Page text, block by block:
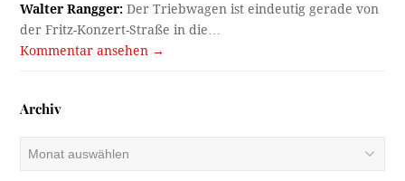
Walter Rangger: Der Triebwagen ist eindeutig gerade von
der Fritz-Konzert-Straße in die…
Kommentar ansehen →
Archiv